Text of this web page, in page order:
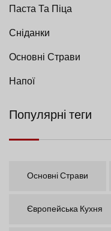
Паста Та Піца
Сніданки
Основні Страви
Напої
Популярні теги
Основні Страви
Європейська Кухня